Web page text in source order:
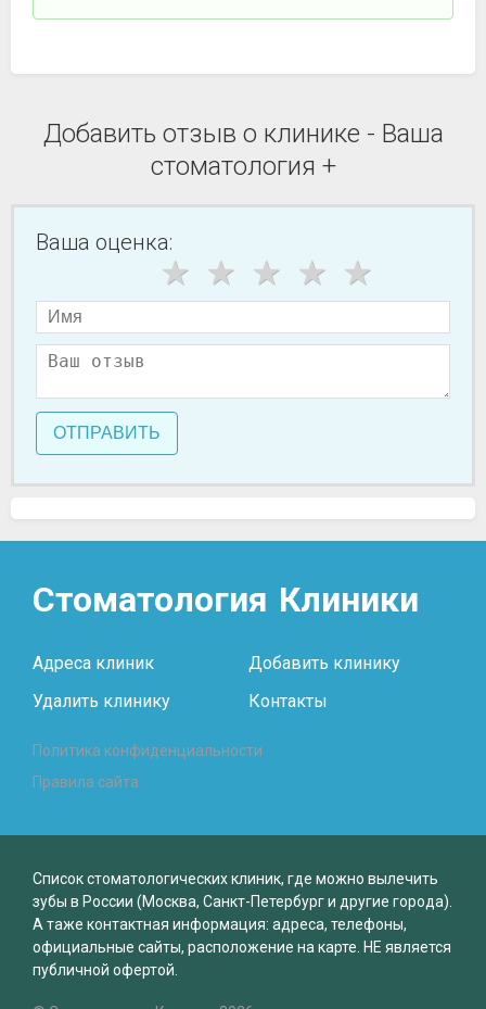
Добавить отзыв о клинике - Ваша
стоматология +
Ваша оценка:
ОТПРАВИТЬ
Стоматология Клиники
Адреса клиник
Добавить клинику
Удалить клинику
Контакты
Политика конфиденциальности
Правила сайта
Список стоматологических клиник, где можно вылечить
зубы в России (Москва, Санкт-Петербург и другие города).
А таже контактная информация: адреса, телефоны,
официальные сайты, расположение на карте. НЕ является
публичной офертой.